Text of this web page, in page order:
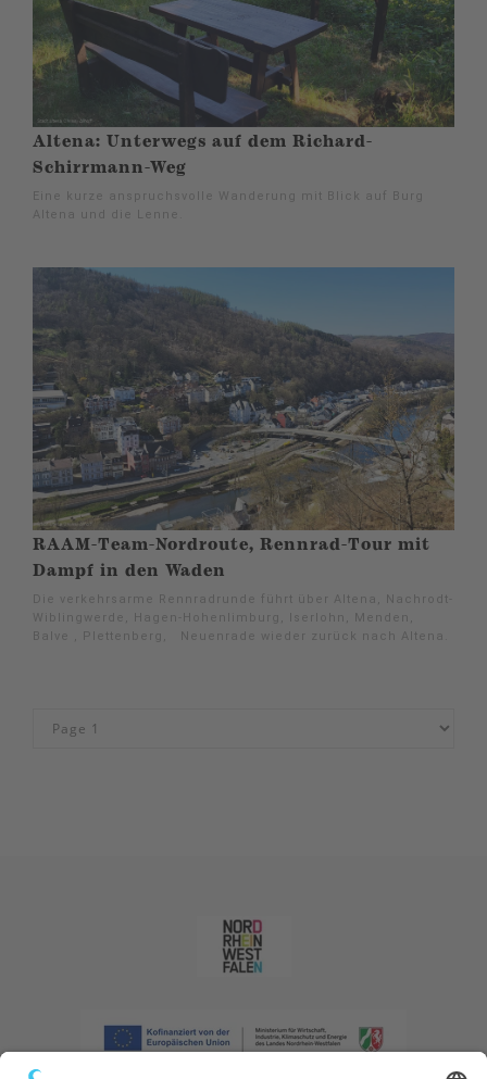
Altena: Unterwegs auf dem Richard-
Schirrmann-Weg
Eine kurze anspruchsvolle Wanderung mit Blick auf Burg
Altena und die Lenne.
RAAM-Team-Nordroute, Rennrad-Tour mit
Dampf in den Waden
Die verkehrsarme Rennradrunde führt über Altena, Nachrodt-
Wiblingwerde, Hagen-Hohenlimburg, Iserlohn, Menden,
Balve , Plettenberg, Neuenrade wieder zurück nach Altena.